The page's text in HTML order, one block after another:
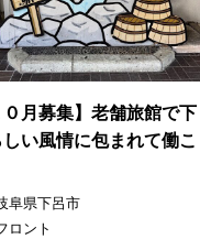
０月募集】老舗旅館で下
しい風情に包まれて働こ
阜県下呂市
ロント